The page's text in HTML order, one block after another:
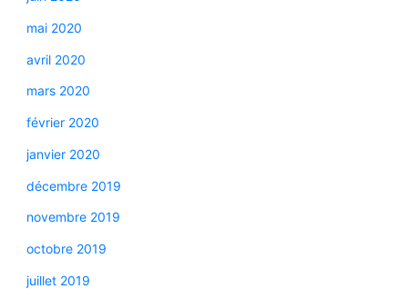
mai 2020
avril 2020
mars 2020
février 2020
janvier 2020
décembre 2019
novembre 2019
octobre 2019
juillet 2019